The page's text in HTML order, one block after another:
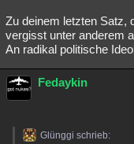
Zu deinem letzten Satz,
vergisst unter anderem
An radikal politische
Fedaykin
Glünggi schrieb: